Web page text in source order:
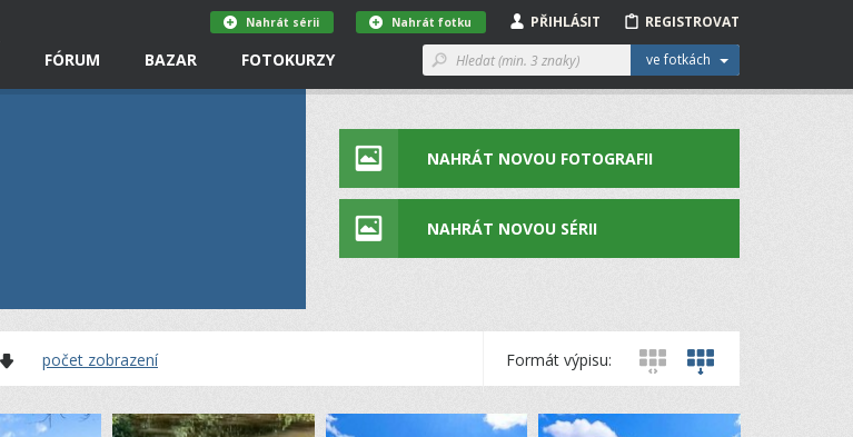
FÓRUM BAZAR FOTOKURZY ve fotkách
REGISTROVAT
PŘIHLÁSIT
Nahrát fotku
Nahrát sérii
NAHRÁT NOVOU FOTOGRAFII
NAHRÁT NOVOU SÉRII
počet zobrazení Formát výpisu: